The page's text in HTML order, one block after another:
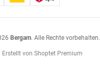
Erstellt von Shoptet Premium
Bergam. Alle Rechte vorbehalten.